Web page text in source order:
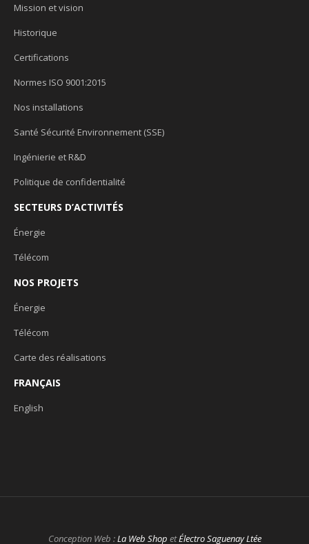
Mission et vision
Historique
Certifications
Normes ISO 9001:2015
Nos installations
Santé Sécurité Environnement (SSE)
Ingénierie et R&D
Politique de confidentialité
SECTEURS D’ACTIVITÉS
Énergie
Télécom
NOS PROJETS
Énergie
Télécom
Carte des réalisations
FRANÇAIS
English
Conception Web :La Web Shop etÉlectro Saguenay Ltée